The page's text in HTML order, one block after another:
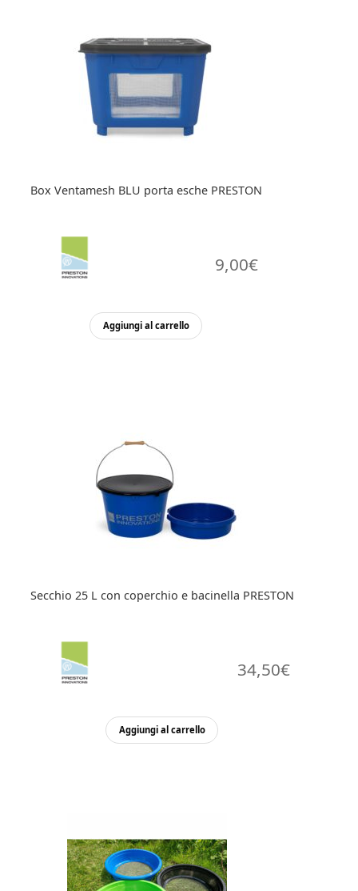
Box Ventamesh BLU porta esche PRESTON
9,00€
Aggiungi al carrello
Secchio 25 L con coperchio e bacinella PRESTON
34,50€
Aggiungi al carrello